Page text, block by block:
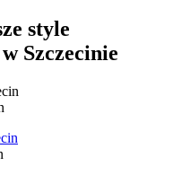
style
Szczecinie